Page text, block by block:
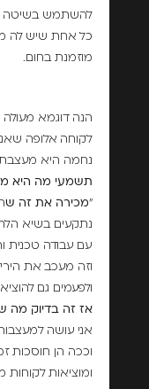
להשתמש בשיטה
כל אחת שיש לה
מוזמנת בחום.
הנה דוגמא מעולה
לקוחה אלופה
נחמה היא מעצבת
תשמעי מה היא
"מכירה את זה ש
נתקעים בשיא
עם עבודה טכנית
וזה מעכב את
ולפעמים גם
אז זה בדיוק מה
אני עושה
וככה הן חוסכות
ומוציאות לקוחות